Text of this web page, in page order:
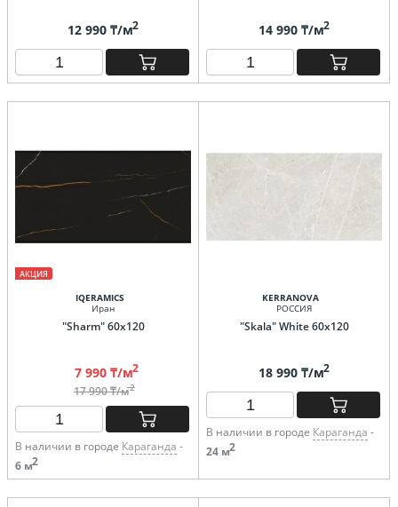
12 990 ₸/м2 14 990 ₸/м2
АКЦИЯ
IQERAMICS
Иран
"Sharm" 60x120
7 990 ₸/м2
17 990 ₸/м2
В наличии в городе Караганда -
6 м2
KERRANOVA
РОССИЯ
"Skala" White 60х120
18 990 ₸/м2
В наличии в городе Караганда -
24 м2